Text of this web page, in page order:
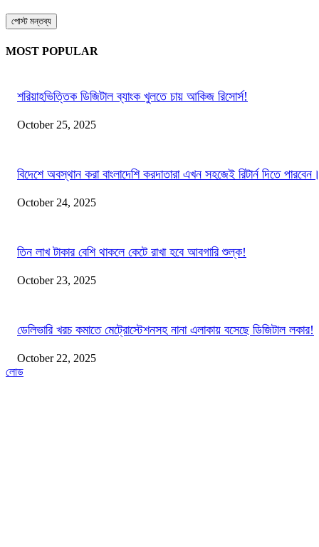
MOST POPULAR
শরিয়াহভিত্তিক ডিজিটাল ব্যাংক খুলতে চায় আকিজ রিসোর্স!
October 25, 2025
বিদেশে অবস্থান করা বাংলাদেশি করদাতারা এখন সহজেই রিটার্ন দিতে
October 24, 2025
তিন লাখ টাকার বেশি থাকলে কেটে রাখা হবে আবগারি শুল্ক!
October 23, 2025
ডেলিভারি খরচ কমাতে মেট্রোস্টেশনসহ নানা এলাকায় বসেছে ডিজিটাল লকার!
October 22, 2025
লোড